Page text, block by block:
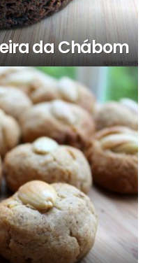
da Chábom